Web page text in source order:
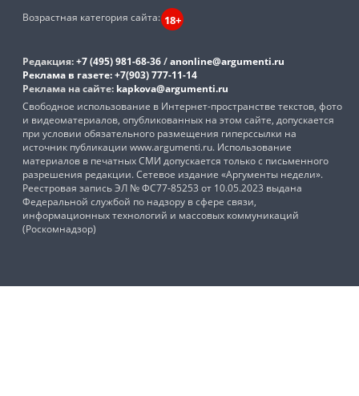
Возрастная категория сайта: 18+
Редакция:+7 (495) 981-68-36/anonline@argumenti.ru
Реклама в газете:+7(903) 777-11-14
Реклама на сайте: kapkova@argumenti.ru
Свободное использование в Интернет-пространстве текстов, фото
и видеоматериалов, опубликованных на этом сайте, допускается
при условии обязательного размещения гиперссылки на
источник публикации www.argumenti.ru. Использование
материалов в печатных СМИ допускается только с письменного
разрешения редакции. Сетевое издание «Аргументы недели».
Реестровая запись ЭЛ № ФС77-85253 от 10.05.2023 выдана
Федеральной службой по надзору в сфере связи,
информационных технологий и массовых коммуникаций
(Роскомнадзор)